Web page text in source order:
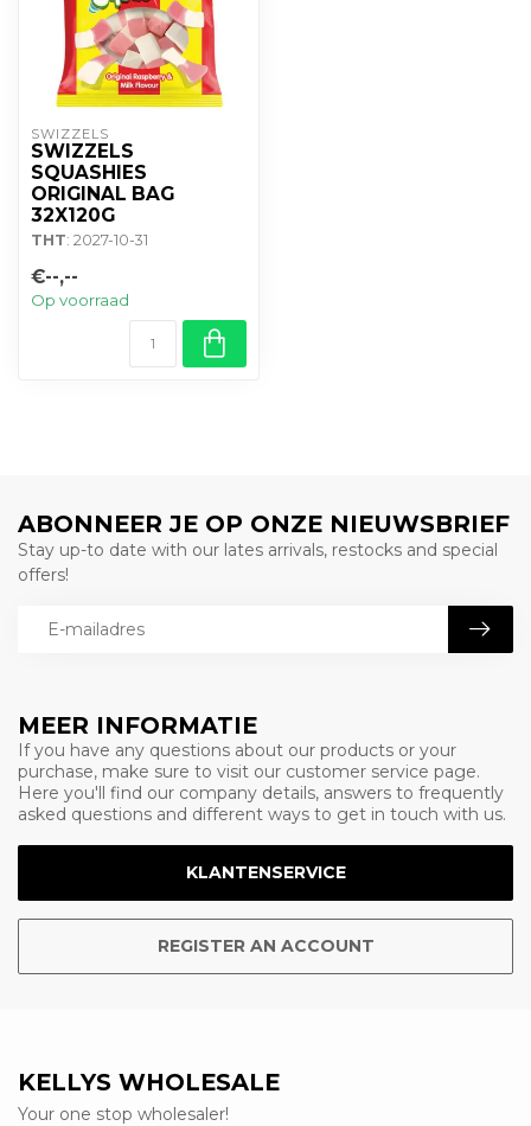
SWIZZELS
SWIZZELS
SQUASHIES
ORIGINAL BAG
32X120G
THT: 2027-10-31
€--,--
Op voorraad
MEER INFORMATIE
If you have any questions about our products or your
purchase, make sure to visit our customer service page.
Here you'll find our company details, answers to frequently
asked questions and different ways to get in touch with us.
KLANTENSERVICE
REGISTER AN ACCOUNT
ABONNEER JE OP ONZE NIEUWSBRIEF
Stay up-to date with our lates arrivals, restocks and special
offers!
KELLYS WHOLESALE
Your one stop wholesaler!